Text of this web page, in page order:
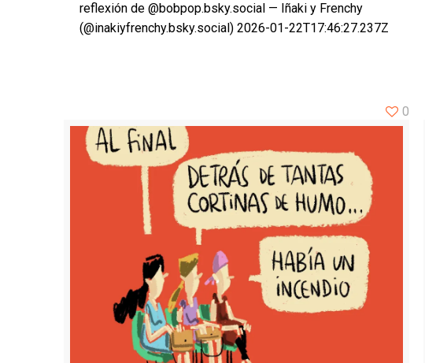
reflexión de @bobpop.bsky.social — Iñaki y Frenchy
(@inakiyfrenchy.bsky.social) 2026-01-22T17:46:27.237Z
0